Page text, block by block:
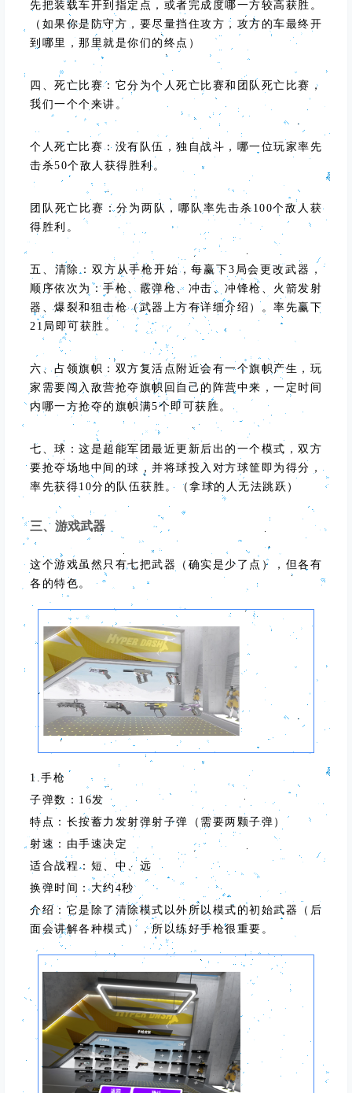
先把装载车开到指定点，或者完成度哪一方较高获胜。
（如果你是防守方，要尽量挡住攻方，攻方的车最终开
到哪里，那里就是你们的终点）
四、死亡比赛：它分为个人死亡比赛和团队死亡比赛，
我们一个个来讲。
个人死亡比赛：没有队伍，独自战斗，哪一位玩家率先
击杀50个敌人获得胜利。
团队死亡比赛：分为两队，哪队率先击杀100个敌人获
得胜利。
五、清除：双方从手枪开始，每赢下3局会更改武器，
顺序依次为：手枪、霰弹枪、冲击、冲锋枪、火箭发射
器、爆裂和狙击枪（武器上方有详细介绍）。率先赢下
21局即可获胜。
六、占领旗帜：双方复活点附近会有一个旗帜产生，玩
家需要闯入敌营抢夺旗帜回自己的阵营中来，一定时间
内哪一方抢夺的旗帜满5个即可获胜。
七、球：这是超能军团最近更新后出的一个模式，双方
要抢夺场地中间的球，并将球投入对方球筐即为得分，
率先获得10分的队伍获胜。（拿球的人无法跳跃）
三、游戏武器
这个游戏虽然只有七把武器（确实是少了点），但各有
各的特色。
1.手枪
子弹数：16发
特点：长按蓄力发射弹射子弹（需要两颗子弹）
射速：由手速决定
适合战程：短、中、远
换弹时间：大约4秒
介绍：它是除了清除模式以外所以模式的初始武器（后
面会讲解各种模式），所以练好手枪很重要。